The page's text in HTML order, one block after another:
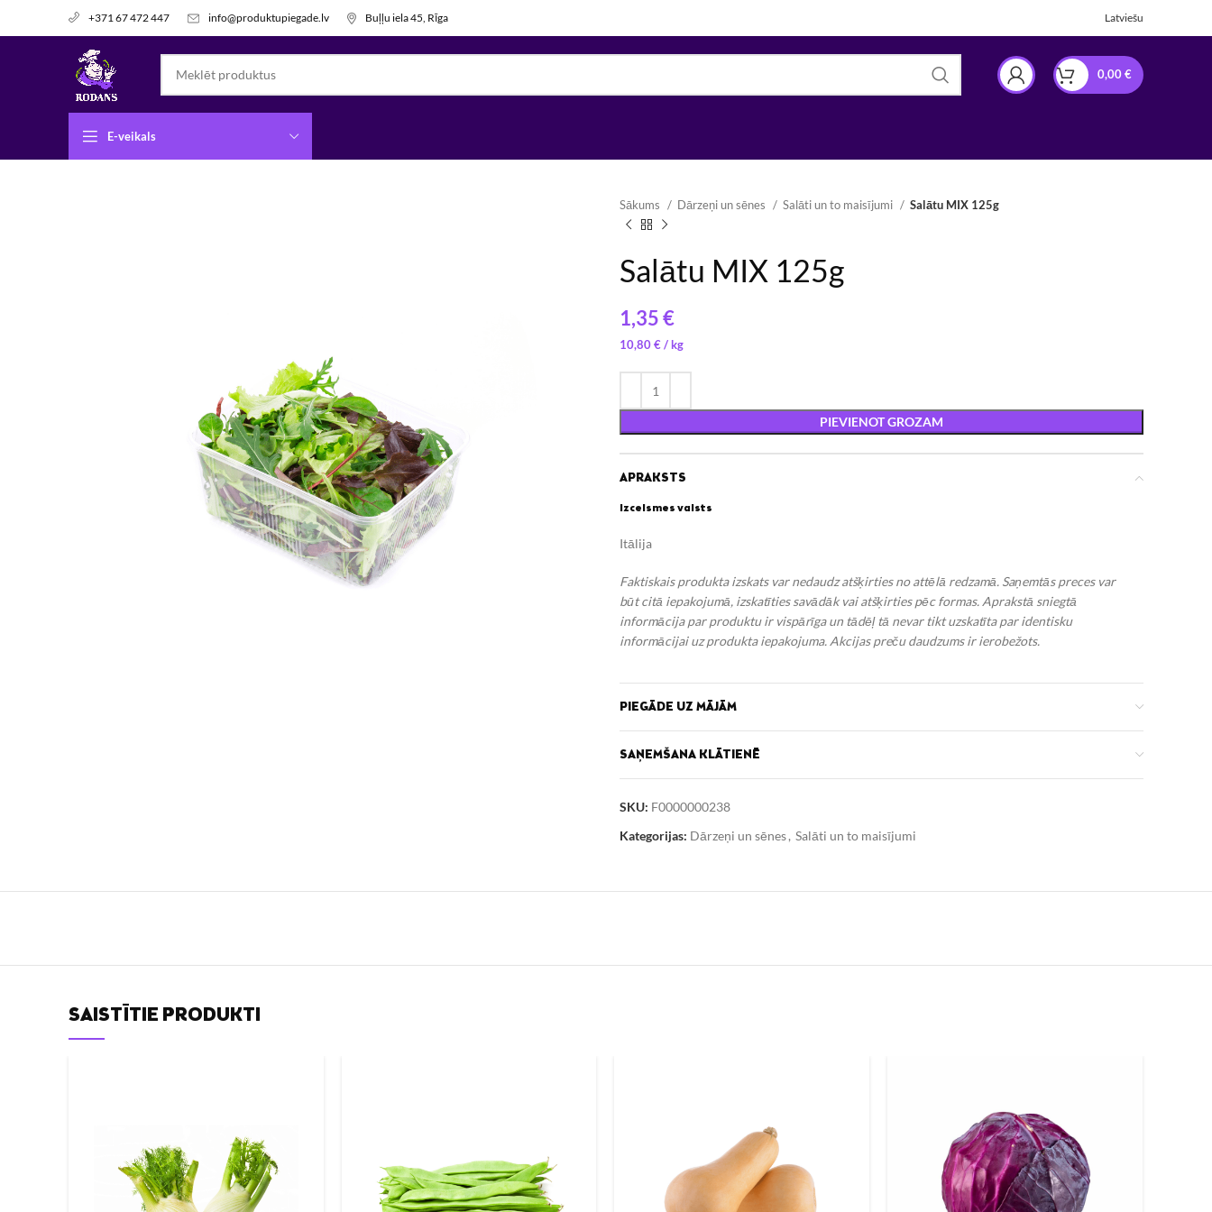
+371 67 472 447 info@produktupiegade.lv Buļļu iela 45, Rīga Latviešu
0,00€
E-veikals
Sākums Dārzeņi un sēnes Salāti un to maisījumi Salātu MIX 125g
Salātu MIX 125g
€
10,80€/
PIEVIENOT GROZAM
APRAKSTS
Izcelsmes valsts
Itālija
Faktiskais produkta izskats var nedaudz atšķirties no attēlā redzamā. Saņemtās preces var
būt citā iepakojumā, izskatīties savādāk vai atšķirties pēc formas. Aprakstā sniegtā
informācija par produktu ir vispārīga un tādēļ tā nevar tikt uzskatīta par identisku
informācijai uz produkta iepakojuma. Akcijas preču daudzums ir ierobežots.
PIEGĀDE UZ MĀJĀM
SAŅEMŠANA KLĀTIENĒ
SKU: F0000000238
Kategorijas: Dārzeņi un sēnes, Salāti un to maisījumi
SAISTĪTIE PRODUKTI